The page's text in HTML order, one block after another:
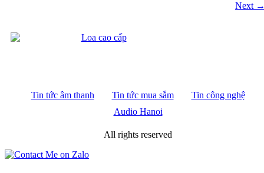
Next
Tin tức âm thanh Tin tức mua sắm
Tin công nghệ
Audio Hanoi
All rights reserved